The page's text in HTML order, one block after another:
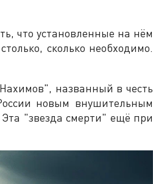
что установленные на нём
сколько необходимо.
названный в честь
новым внушительным
"звезда смерти" ещё при